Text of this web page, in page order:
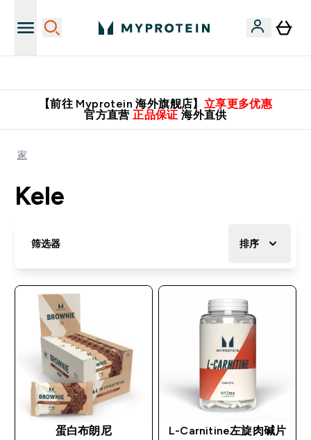
【前往 Myprotein 海外旗舰店】 立享更多优惠
官方直营 正品保证 海外直供
家
Kele
筛选器 排序
蛋白布朗尼
L-Carnitine左旋肉碱片